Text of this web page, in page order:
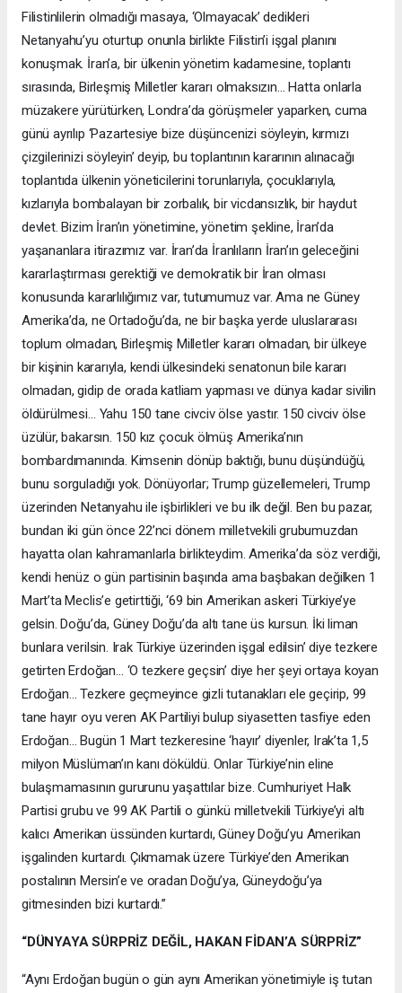
Filistinlilerin olmadığı masaya, ‘Olmayacak’ dedikleri
Netanyahu’yu oturtup onunla birlikte Filistin’i işgal planını
konuşmak. İran’a, bir ülkenin yönetim kadamesine, toplantı
sırasında, Birleşmiş Milletler kararı olmaksızın… Hatta onlarla
müzakere yürütürken, Londra’da görüşmeler yaparken, cuma
günü ayrılıp ‘Pazartesiye bize düşüncenizi söyleyin, kırmızı
çizgilerinizi söyleyin’ deyip, bu toplantının kararının alınacağı
toplantıda ülkenin yöneticilerini torunlarıyla, çocuklarıyla,
kızlarıyla bombalayan bir zorbalık, bir vicdansızlık, bir haydut
devlet. Bizim İran’ın yönetimine, yönetim şekline, İran’da
yaşananlara itirazımız var. İran’da İranlıların İran’ın geleceğini
kararlaştırması gerektiği ve demokratik bir İran olması
konusunda kararlılığımız var, tutumumuz var. Ama ne Güney
Amerika’da, ne Ortadoğu’da, ne bir başka yerde uluslararası
toplum olmadan, Birleşmiş Milletler kararı olmadan, bir ülkeye
bir kişinin kararıyla, kendi ülkesindeki senatonun bile kararı
olmadan, gidip de orada katliam yapması ve dünya kadar sivilin
öldürülmesi… Yahu 150 tane civciv ölse yastır. 150 civciv ölse
üzülür, bakarsın. 150 kız çocuk ölmüş Amerika’nın
bombardımanında. Kimsenin dönüp baktığı, bunu düşündüğü,
bunu sorguladığı yok. Dönüyorlar; Trump güzellemeleri, Trump
üzerinden Netanyahu ile işbirlikleri ve bu ilk değil. Ben bu pazar,
bundan iki gün önce 22’nci dönem milletvekili grubumuzdan
hayatta olan kahramanlarla birlikteydim. Amerika’da söz verdiği,
kendi henüz o gün partisinin başında ama başbakan değilken 1
Mart’ta Meclis’e getirttiği, ‘69 bin Amerikan askeri Türkiye’ye
gelsin. Doğu’da, Güney Doğu’da altı tane üs kursun. İki liman
bunlara verilsin. Irak Türkiye üzerinden işgal edilsin’ diye tezkere
getirten Erdoğan… ‘O tezkere geçsin’ diye her şeyi ortaya koyan
Erdoğan… Tezkere geçmeyince gizli tutanakları ele geçirip, 99
tane hayır oyu veren AK Partiliyi bulup siyasetten tasfiye eden
Erdoğan… Bugün 1 Mart tezkeresine ‘hayır’ diyenler, Irak’ta 1,5
milyon Müslüman’ın kanı döküldü. Onlar Türkiye’nin eline
bulaşmamasının gururunu yaşattılar bize. Cumhuriyet Halk
Partisi grubu ve 99 AK Partili o günkü milletvekili Türkiye’yi altı
kalıcı Amerikan üssünden kurtardı, Güney Doğu’yu Amerikan
işgalinden kurtardı. Çıkmamak üzere Türkiye’den Amerikan
postalının Mersin’e ve oradan Doğu’ya, Güneydoğu’ya
gitmesinden bizi kurtardı.”
“DÜNYAYA SÜRPRİZ DEĞİL, HAKAN FİDAN’A SÜRPRİZ”
“Aynı Erdoğan bugün o gün aynı Amerikan yönetimiyle iş tutan